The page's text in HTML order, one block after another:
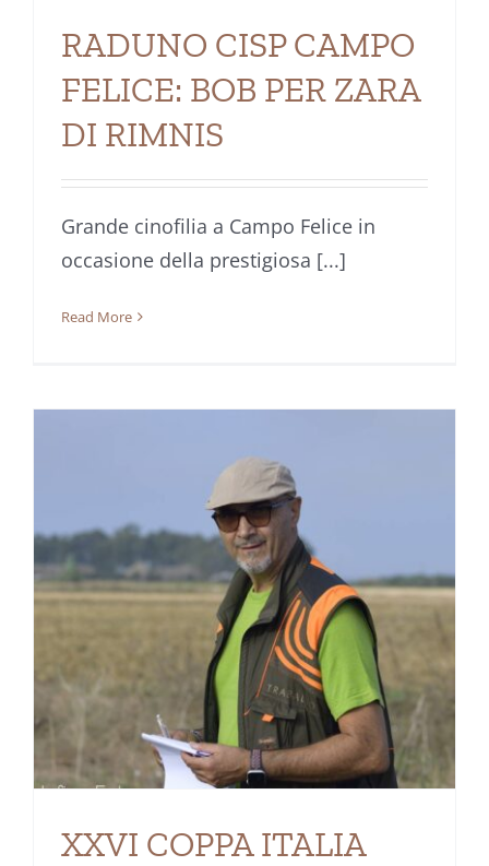
RADUNO CISP CAMPO
FELICE: BOB PER ZARA
DI RIMNIS
Grande cinofilia a Campo Felice in
occasione della prestigiosa [...]
Read More
XXVI COPPA ITALIA